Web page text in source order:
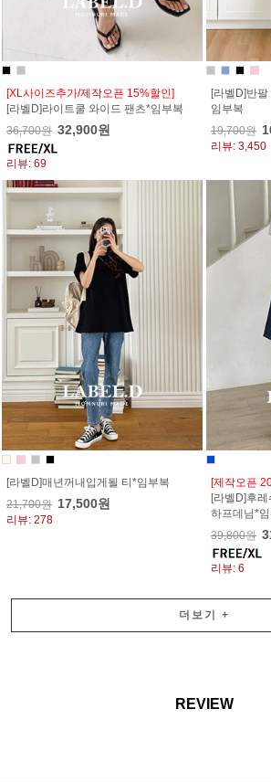
[XL사이즈추가/제작오픈 15%할인]
[라벨D]라이트쿨 와이드 팬츠*임부복
36,700원 32,900원
리뷰: 69
[라벨D]반
임부복
19,700원
리뷰: 3,450
[라벨D]매년꺼내입게될 티*임부복
21,700원 17,500원
리뷰: 278
[제작오픈
[라벨D]후
하프데님*
39,800원
리뷰: 6
더보기 +
REVIEW